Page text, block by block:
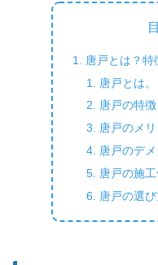
唐戸とは？特
唐戸とは。
唐戸の特徴
唐戸のメリ
唐戸のデメ
唐戸の施工
唐戸の選